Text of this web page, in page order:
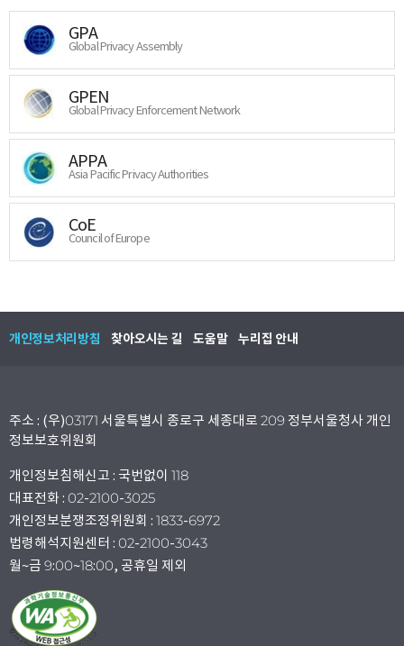
GPA
Global Privacy Assembly
GPEN
Global Privacy Enforcement Network
APPA
Asia Pacific Privacy Authorities
CoE
Council of Europe
개인정보처리방침 찾아오시는 길 도움말 누리집 안내
주소 : (우)03171 서울특별시 종로구 세종대로 209 정부서울청사 개인
정보보호위원회
개인정보침해신고 : 국번없이 118
대표전화 : 02-2100-3025
개인정보분쟁조정위원회 : 1833-6972
법령해석지원센터 : 02-2100-3043
월~금 9:00~18:00, 공휴일 제외